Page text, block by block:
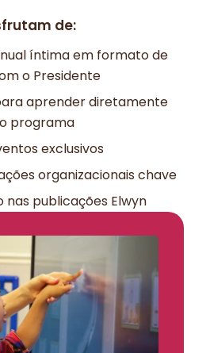
de:
íntima em formato de
o Presidente
aprender diretamente
programa
exclusivos
organizacionais chave
publicações Elwyn